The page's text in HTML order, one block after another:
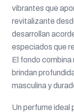
vibrantes que
revitalizante
desarrollan
especiados que
El fondo
brindan
masculina y
Un perfume ideal